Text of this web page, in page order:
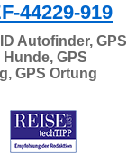
44229-919
Autofinder, GPS
GPS
GPS Ortung